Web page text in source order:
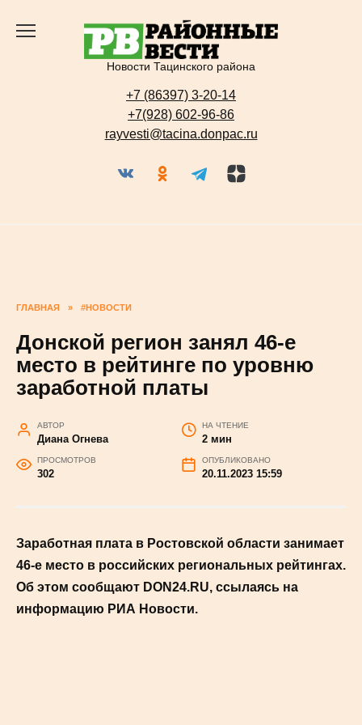
Новости Тацинского района
+7 (86397) 3-20-14
+7(928) 602-96-86
rayvesti@tacina.donpac.ru
ГЛАВНАЯ » #НОВОСТИ
Донской регион занял 46-е
место в рейтинге по
уровню заработной платы
АВТОР
Диана Огнева
НА ЧТЕНИЕ
2 мин
ПРОСМОТРОВ
302
ОПУБЛИКОВАНО
20.11.2023 15:59
Заработная плата в Ростовской области
занимает 46-е место в российских
региональных рейтингах. Об этом сообщают
DON24.RU, ссылаясь на информацию РИА